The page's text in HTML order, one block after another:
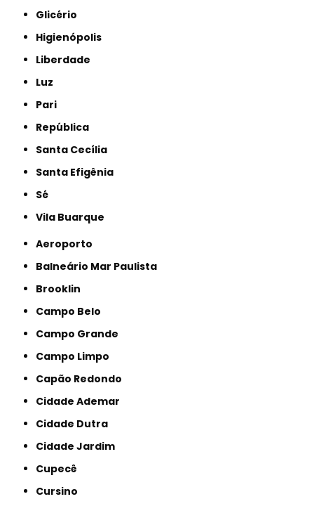
Glicério
Higienópolis
Liberdade
Luz
Pari
República
Santa Cecília
Santa Efigênia
Sé
Vila Buarque
Aeroporto
Balneário Mar Paulista
Brooklin
Campo Belo
Campo Grande
Campo Limpo
Capão Redondo
Cidade Ademar
Cidade Dutra
Cidade Jardim
Cupecê
Cursino